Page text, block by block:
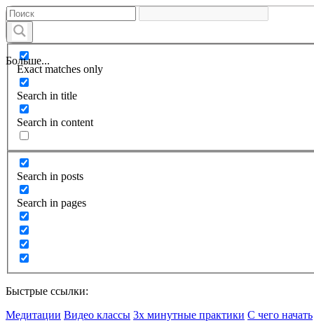
Больше...
Exact matches only
Search in title
Search in content
Search in posts
Search in pages
Быстрые ссылки:
Медитации Видео классы 3х минутные практики С чего начать